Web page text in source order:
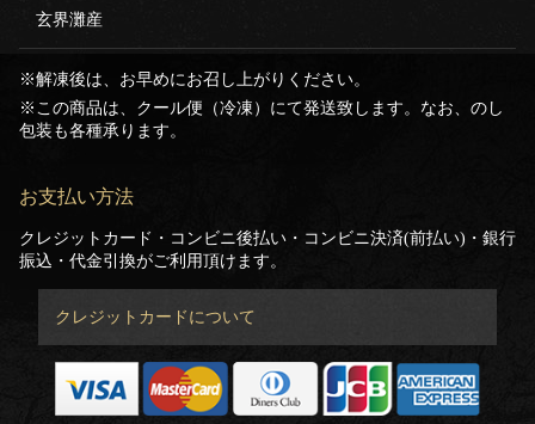
玄界灘産
※解凍後は、お早めにお召し上がりください。
※この商品は、クール便（冷凍）にて発送致します。なお、のし
包装も各種承ります。
お支払い方法
クレジットカード・コンビニ後払い・コンビニ決済(前払い)・銀行
振込・代金引換がご利用頂けます。
クレジットカードについて